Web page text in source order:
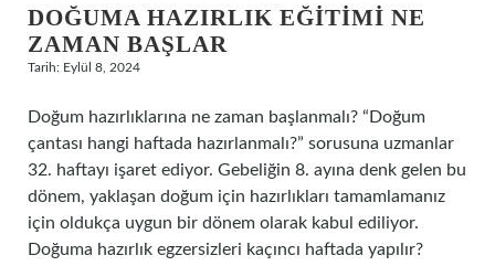
DOĞUMA HAZIRLIK EĞITIMI NE
ZAMAN BAŞLAR
Tarih: Eylül 8, 2024
Doğum hazırlıklarına ne zaman başlanmalı? “Doğum
çantası hangi haftada hazırlanmalı?” sorusuna uzmanlar
32. haftayı işaret ediyor. Gebeliğin 8. ayına denk gelen bu
dönem, yaklaşan doğum için hazırlıkları tamamlamanız
için oldukça uygun bir dönem olarak kabul ediliyor.
Doğuma hazırlık egzersizleri kaçıncı haftada yapılır?